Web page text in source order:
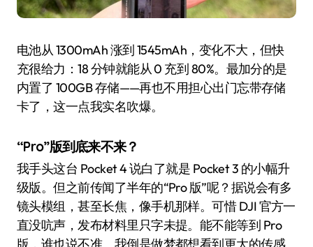
电池从 1300mAh 涨到 1545mAh，变化不大，但快
充很给力：18 分钟就能从 0 充到 80%。最加分的是
内置了 100GB 存储——再也不用担心出门忘带存储
卡了，这一点我实名吹爆。
“Pro”版到底来不来？
我手头这台 Pocket 4 说白了就是 Pocket 3 的小幅升
级版。但之前传闻了半年的“Pro 版”呢？据说会有多
镜头模组，甚至长焦，像手机那样。可惜 DJI 官方一
直没吭声，发布材料里只字未提。能不能等到 Pro